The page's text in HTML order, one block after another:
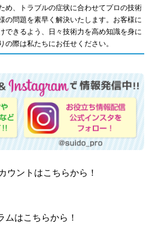
め、トラブルの症状に合わせてプロの技術
の問題を素早く解決いたします。お客様に
できるよう、日々技術力を高め知識を身に
際は私たちにお任せください。
ウントはこちらから！
はこちらから！